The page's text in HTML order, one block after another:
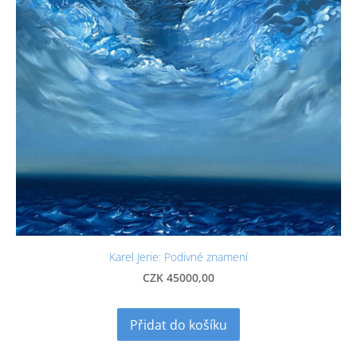
Karel Jerie: Podivné znamení
CZK 45000,00
Přidat do košíku